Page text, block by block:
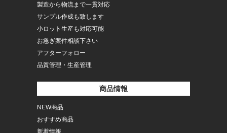
製造から物流まで一貫対応
サンプル作成も致します
小ロット生産も対応可能
お急ぎ案件相談下さい
アフターフォロー
品質管理・生産管理
商品情報
NEW商品
おすすめ商品
新着情報